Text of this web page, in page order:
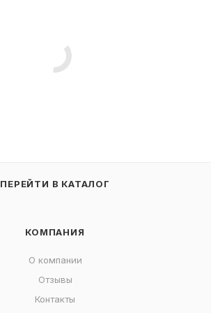
ПЕРЕЙТИ В КАТАЛОГ
КОМПАНИЯ
О компании
Отзывы
Контакты